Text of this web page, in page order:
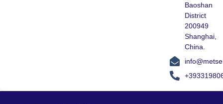
Baoshan
District
200949
Shanghai,
China.